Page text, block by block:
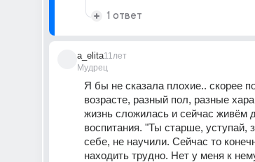
1 ответ
a_elita
Мудрец
11лет
Я бы не сказала плохие.. скорее
возрасте, разный пол, разные
жизнь сложилась и сейчас живём
воспитания. "Ты старше, уступай,
себе, не научили. Сейчас то
находить трудно. Нет у меня к